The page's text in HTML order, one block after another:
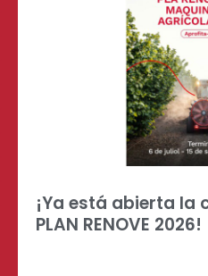
¡Ya está abierta la
PLAN RENOVE 2026!